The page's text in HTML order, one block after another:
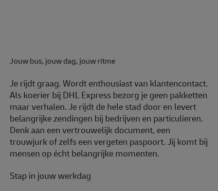
Jouw bus, jouw dag, jouw ritme
Je rijdt graag. Wordt enthousiast van klantencontact.
Als koerier bij DHL Express bezorg je geen pakketten
maar verhalen. Je rijdt de hele stad door en levert
belangrijke zendingen bij bedrijven en particulieren.
Denk aan een vertrouwelijk document, een
trouwjurk of zelfs een vergeten paspoort. Jij komt bij
mensen op écht belangrijke momenten.
Stap in jouw werkdag